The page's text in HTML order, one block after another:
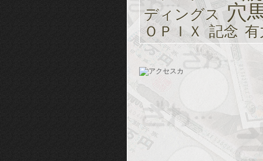
ディングス 穴
ＯＰＩＸ 記念 有